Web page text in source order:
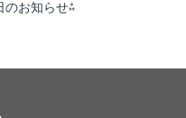
のお知らせ⁂